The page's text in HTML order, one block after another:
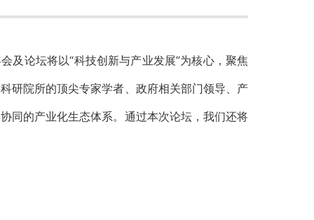
及论坛将以“科技创新与产业发展”为核心，聚焦
研院所的顶尖专家学者、政府相关部门领导、产
同的产业化生态体系。通过本次论坛，我们还将